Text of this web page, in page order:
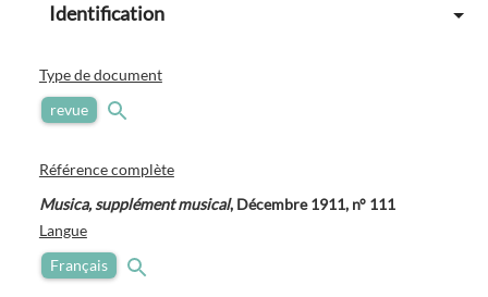
Identification
Type de document
revue
Référence complète
Musica, supplément musical, Décembre 1911, n° 111
Langue
Français